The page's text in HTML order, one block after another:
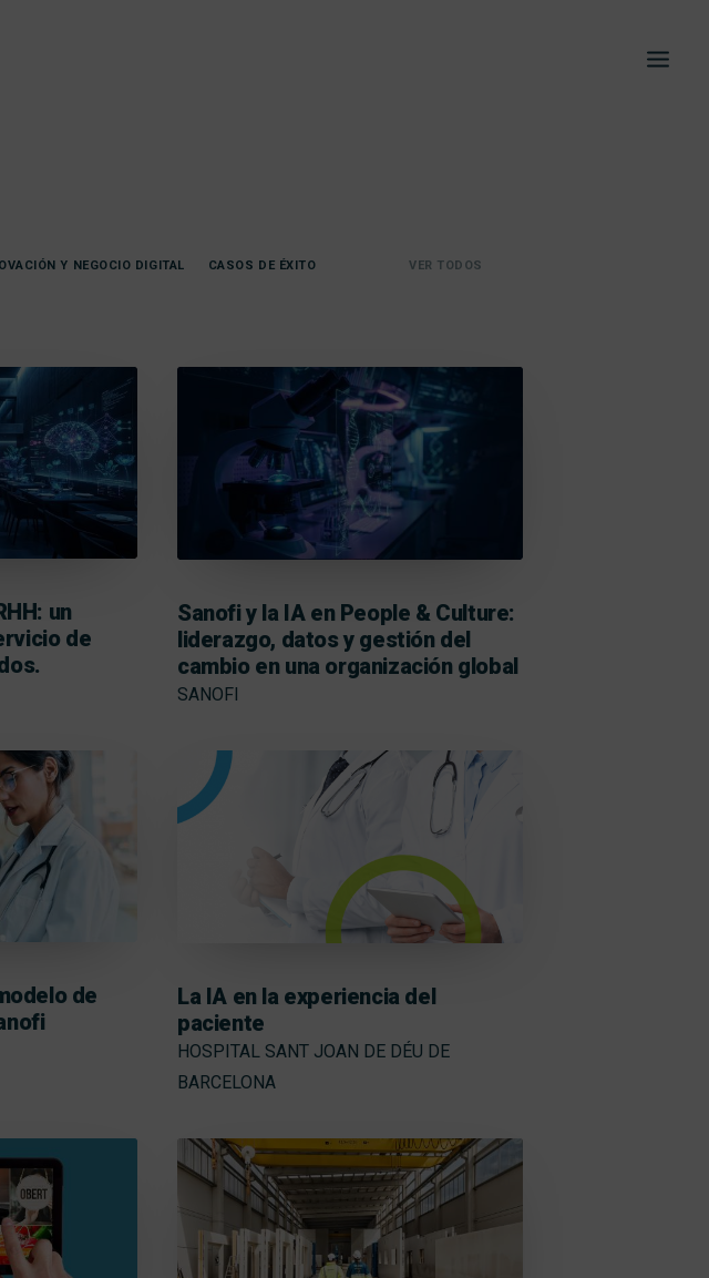
VER TODOS
Y NEGOCIO DIGITAL CASOS DE ÉXITO
un
de
Sanofi y la IA en People & Culture:
liderazgo, datos y gestión del
cambio en una organización global
SANOFI
de
La IA en la experiencia del
paciente
HOSPITAL SANT JOAN DE DÉU DE
BARCELONA